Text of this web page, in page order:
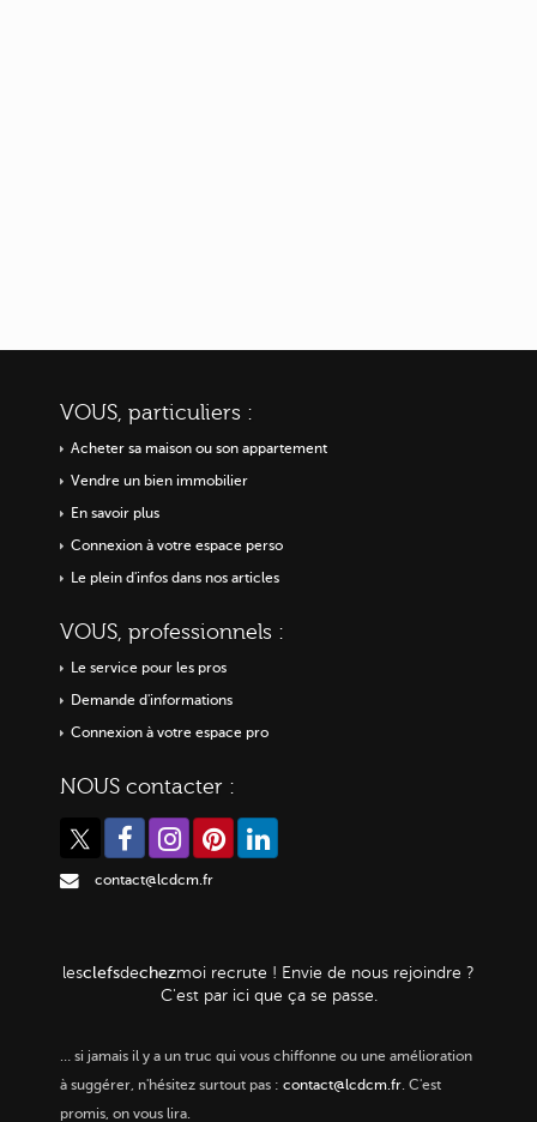
VOUS, particuliers :
Acheter sa maison ou son appartement
Vendre un bien immobilier
En savoir plus
Connexion à votre espace perso
Le plein d'infos dans nos articles
VOUS, professionnels :
Le service pour les pros
Demande d'informations
Connexion à votre espace pro
NOUS contacter :
contact@lcdcm.fr
lesclefsdechezmoi recrute ! Envie de nous rejoindre ?
C'est par ici que ça se passe.
… si jamais il y a un truc qui vous chiffonne ou une amélioration
à suggérer, n'hésitez surtout pas : contact@lcdcm.fr. C'est
promis, on vous lira.